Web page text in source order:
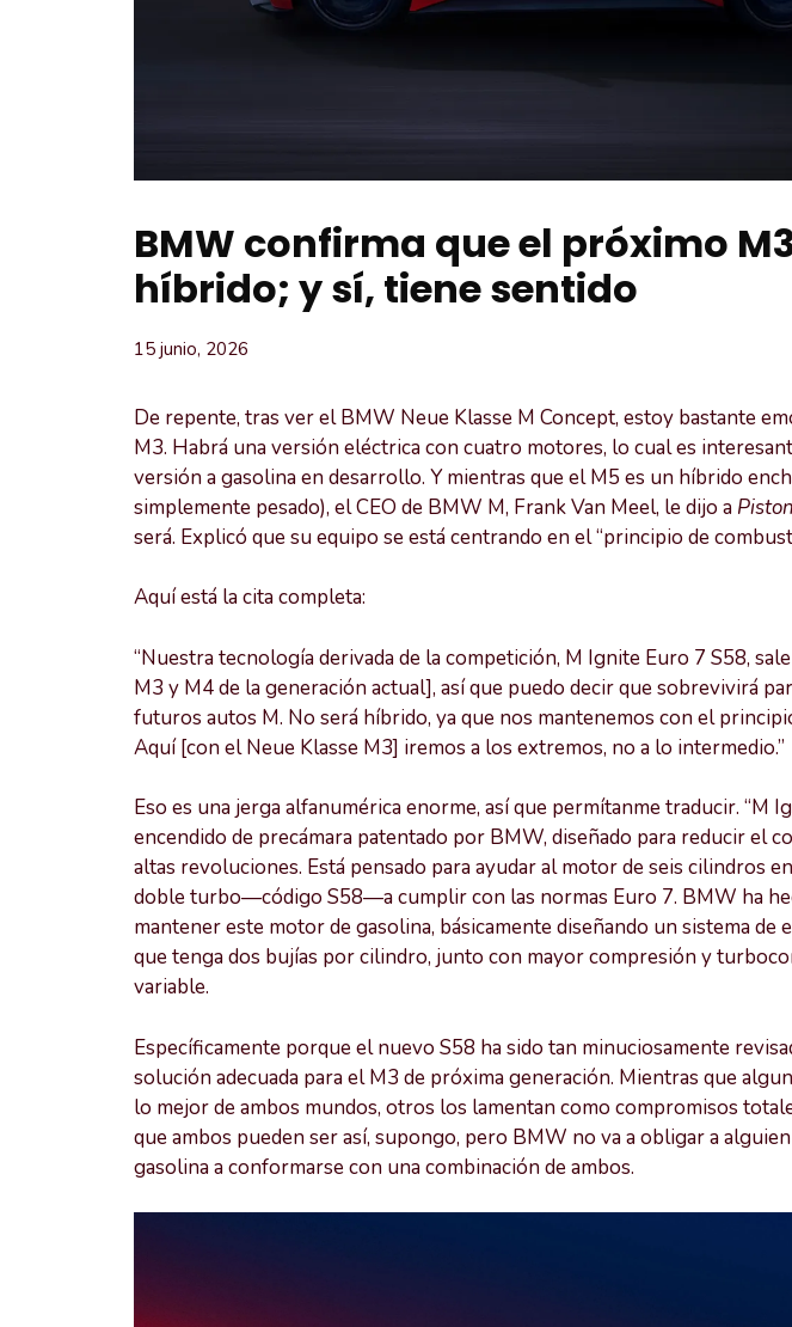
BMW confirma que el próximo
híbrido; y sí, tiene sentido
15 junio, 2026
De repente, tras ver el BMW Neue Klasse M Concept, estoy bastante
M3. Habrá una versión eléctrica con cuatro motores, lo cual es
versión a gasolina en desarrollo. Y mientras que el M5 es un híbrido
simplemente pesado), el CEO de BMW M, Frank Van Meel, le dijo a
será. Explicó que su equipo se está centrando en el “principio de
Aquí está la cita completa:
“Nuestra tecnología derivada de la competición, M Ignite Euro 7 S58,
M3 y M4 de la generación actual], así que puedo decir que sobrevivirá
futuros autos M. No será híbrido, ya que nos mantenemos con el
Aquí [con el Neue Klasse M3] iremos a los extremos, no a lo intermedio.”
Eso es una jerga alfanumérica enorme, así que permítanme traducir. “M
encendido de precámara patentado por BMW, diseñado para reducir el
altas revoluciones. Está pensado para ayudar al motor de seis cilindros
doble turbo—código S58—a cumplir con las normas Euro 7. BMW ha
mantener este motor de gasolina, básicamente diseñando un sistema de
que tenga dos bujías por cilindro, junto con mayor compresión y
variable.
Específicamente porque el nuevo S58 ha sido tan minuciosamente
solución adecuada para el M3 de próxima generación. Mientras que
lo mejor de ambos mundos, otros los lamentan como compromisos
que ambos pueden ser así, supongo, pero BMW no va a obligar a
gasolina a conformarse con una combinación de ambos.